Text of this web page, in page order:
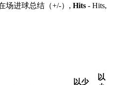
场进球总结（+/-）, Hits - Hits,
以少
以